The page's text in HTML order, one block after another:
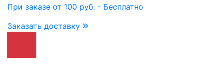
При заказе от 100 руб. - Бесплатно
Заказать доставку